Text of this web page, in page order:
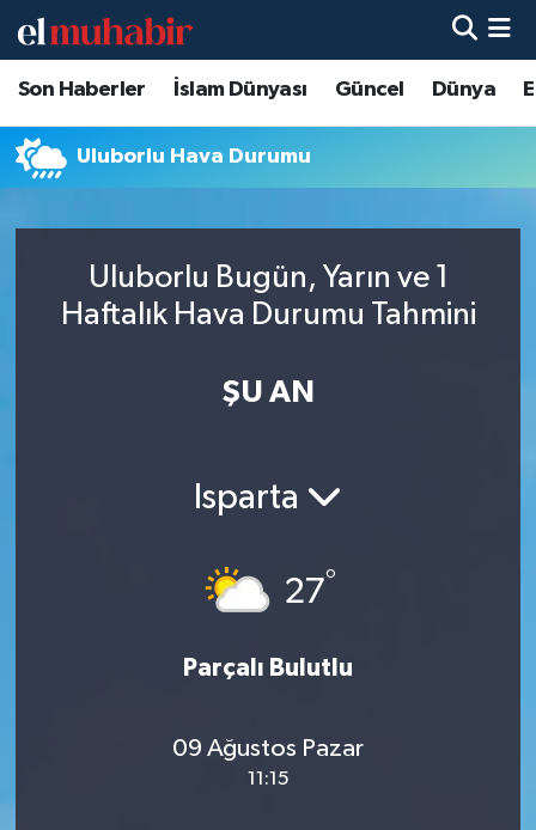
Son Haberler İslam Dünyası Güncel Dünya
Uluborlu Hava Durumu
Uluborlu Bugün, Yarın ve 1
Haftalık Hava Durumu Tahmini
ŞU AN
Isparta
27°
Parçalı Bulutlu
09 Ağustos Pazar
11:15
Hava Durumu
Trafik Durumu
Tüm Manşetler